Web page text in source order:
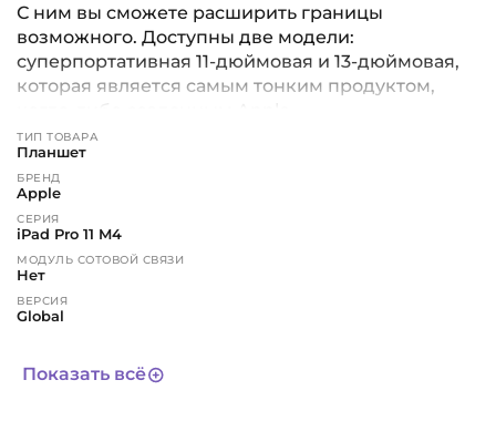
С ним вы сможете расширить границы
возможного. Доступны две модели:
суперпортативная 11-дюймовая и 13-дюймовая,
которая является самым тонким продуктом,
Экран нового поколения
Дисплей Ultra Retina XDR создан с
использованием передовой технологии tandem
OLED. Он обеспечивает исключительную
яркость, точную контрастность и реалистичную
цветопередачу. Технологии ProMotion и True
Tone делают изображение особенно чётким. А
специальный режим позволяет выполнять
цветопередачи.
ТИП ТОВАРА
Планшет
БРЕНД
Apple
СЕРИЯ
iPad Pro 11 M4
МОДУЛЬ СОТОВОЙ СВЯЗИ
Нет
ВЕРСИЯ
Global
CPU
Показать всё